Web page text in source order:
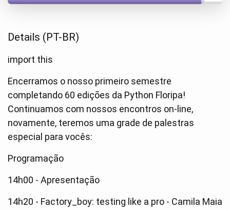
Details (PT-BR)
import this
Encerramos o nosso primeiro semestre
completando 60 edições da Python Floripa!
Continuamos com nossos encontros on-line,
novamente, teremos uma grade de palestras
especial para vocês:
Programação
14h00 - Apresentação
14h20 - Factory_boy: testing like a pro - Camila Maia